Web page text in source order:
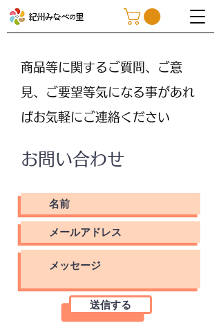
商品等に関するご質問、ご意
見、ご要望等気になる事があれ
ばお気軽にご連絡ください
お問い合わせ
送信する